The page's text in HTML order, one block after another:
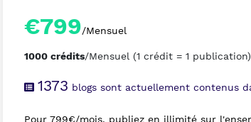
€799/Mensuel
1000 crédits/Mensuel (1 crédit = 1 publication)
1373 blogs sont actuellement contenus
Pour 799€/mois, publiez en illimité sur